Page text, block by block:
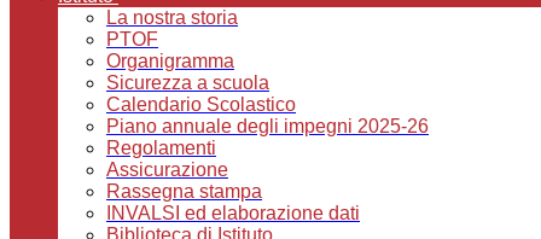
La nostra storia
PTOF
Organigramma
Sicurezza a scuola
Calendario Scolastico
Piano annuale degli impegni 2025-26
Regolamenti
Assicurazione
Rassegna stampa
INVALSI ed elaborazione dati